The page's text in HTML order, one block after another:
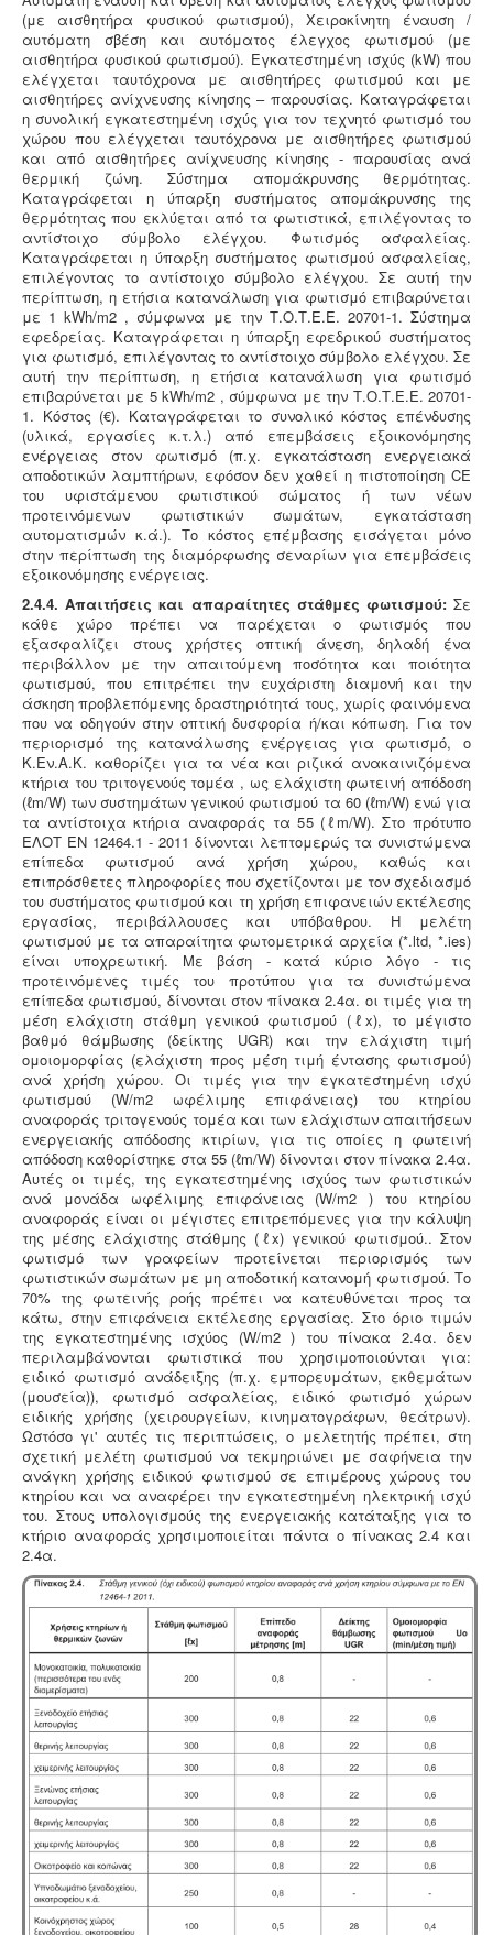
2.4.4. Απαιτήσεις και απαραίτητες στάθμες φωτισμού:Σε
κάθε χώρο πρέπει να παρέχεται ο φωτισμός που
εξασφαλίζει στους χρήστες οπτική άνεση, δηλαδή ένα
περιβάλλον με την απαιτούμενη ποσότητα και ποιότητα
φωτισμού, που επιτρέπει την ευχάριστη διαμονή και την
άσκηση προβλεπόμενης δραστηριότητά τους, χωρίς φαινόμενα
που να οδηγούν στην οπτική δυσφορία ή/και κόπωση. Για τον
περιορισμό της κατανάλωσης ενέργειας για φωτισμό, ο
Κ.Εν.Α.Κ. καθορίζει για τα νέα και ριζικά ανακαινιζόμενα
κτήρια του τριτογενούς τομέα , ως ελάχιστη φωτεινή απόδοση
(ℓm/W) των συστημάτων γενικού φωτισμού τα 60 (ℓm/W) ενώ για
τα αντίστοιχα κτήρια αναφοράς τα 55 (ℓm/W). Στο πρότυπο
ΕΛΟΤ EN 12464.1 - 2011 δίνονται λεπτομερώς τα συνιστώμενα
επίπεδα φωτισμού ανά χρήση χώρου, καθώς και
επιπρόσθετες πληροφορίες που σχετίζονται με τον σχεδιασμό
του συστήματος φωτισμού και τη χρήση επιφανειών εκτέλεσης
εργασίας, περιβάλλουσες και υπόβαθρου. Η μελέτη
φωτισμού με τα απαραίτητα φωτομετρικά αρχεία (*.ltd, *.ies)
είναι υποχρεωτική. Με βάση - κατά κύριο λόγο - τις
προτεινόμενες τιμές του προτύπου για τα συνιστώμενα
επίπεδα φωτισμού, δίνονται στον πίνακα 2.4α. οι τιμές για τη
μέση ελάχιστη στάθμη γενικού φωτισμού (ℓx), το μέγιστο
βαθμό θάμβωσης (δείκτης UGR) και την ελάχιστη τιμή
ομοιομορφίας (ελάχιστη προς μέση τιμή έντασης φωτισμού)
ανά χρήση χώρου. Οι τιμές για την εγκατεστημένη ισχύ
φωτισμού (W/m2 ωφέλιμης επιφάνειας) του κτηρίου
αναφοράς τριτογενούς τομέα και των ελάχιστων απαιτήσεων
ενεργειακής απόδοσης κτιρίων, για τις οποίες η φωτεινή
απόδοση καθορίστηκε στα 55 (ℓm/W) δίνονται στον πίνακα 2.4α.
Αυτές οι τιμές, της εγκατεστημένης ισχύος των φωτιστικών
ανά μονάδα ωφέλιμης επιφάνειας (W/m2 ) του κτηρίου
αναφοράς είναι οι μέγιστες επιτρεπόμενες για την κάλυψη
της μέσης ελάχιστης στάθμης (ℓx) γενικού φωτισμού.. Στον
φωτισμό των γραφείων προτείνεται περιορισμός των
φωτιστικών σωμάτων με μη αποδοτική κατανομή φωτισμού. Το
70% της φωτεινής ροής πρέπει να κατευθύνεται προς τα
κάτω, στην επιφάνεια εκτέλεσης εργασίας. Στο όριο τιμών
της εγκατεστημένης ισχύος (W/m2 ) του πίνακα 2.4α. δεν
περιλαμβάνονται φωτιστικά που χρησιμοποιούνται για:
ειδικό φωτισμό ανάδειξης (π.χ. εμπορευμάτων, εκθεμάτων
(μουσεία)), φωτισμό ασφαλείας, ειδικό φωτισμό χώρων
ειδικής χρήσης (χειρουργείων, κινηματογράφων, θεάτρων).
Ωστόσο γι' αυτές τις περιπτώσεις, ο μελετητής πρέπει, στη
σχετική μελέτη φωτισμού να τεκμηριώνει με σαφήνεια την
ανάγκη χρήσης ειδικού φωτισμού σε επιμέρους χώρους του
κτηρίου και να αναφέρει την εγκατεστημένη ηλεκτρική ισχύ
του. Στους υπολογισμούς της ενεργειακής κατάταξης για το
κτήριο αναφοράς χρησιμοποιείται πάντα ο πίνακας 2.4 και
2.4α.